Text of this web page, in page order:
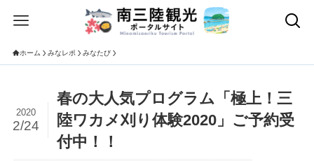
ホーム みなレポ みなたび
春の大人気プログラム「極上！三
陸ワカメ刈り体験2020」ご予約受
付中！！
2020
2/24